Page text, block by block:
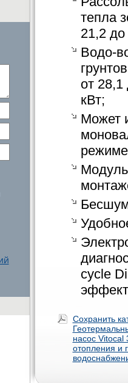
тепла
21,2 до
Водо-
от 28,1
кВт;
Может
cycle
Сохранить
насос Vitocal
отопления и